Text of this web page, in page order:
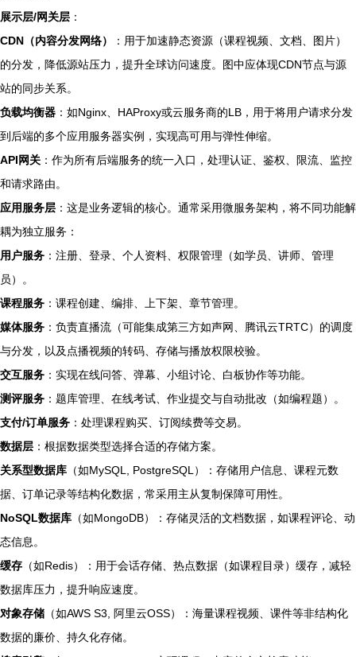
展示层/网关层 ：
CDN（内容分发网络）
：用于加速静态资源（课程视频、文档、图片）
的分发，降低源站压力，提升全球访问速度。图中应体现CDN节点与源
站的同步关系。
负载均衡器 ：如Nginx、HAProxy或云服务商的LB，用于将用户请求分发
到后端的多个应用服务器实例，实现高可用与弹性伸缩。
API网关 ：作为所有后端服务的统一入口，处理认证、鉴权、限流、监控
和请求路由。
应用服务层 ：这是业务逻辑的核心。通常采用微服务架构，将不同功能解
耦为独立服务：
用户服务 ：注册、登录、个人资料、权限管理（如学员、讲师、管理
员）。
课程服务 ：课程创建、编排、上下架、章节管理。
媒体服务 ：负责直播流（可能集成第三方如声网、腾讯云TRTC）的调度
与分发，以及点播视频的转码、存储与播放权限校验。
交互服务 ：实现在线问答、弹幕、小组讨论、白板协作等功能。
测评服务 ：题库管理、在线考试、作业提交与自动批改（如编程题）。
支付/订单服务 ：处理课程购买、订阅续费等交易。
数据层 ：根据数据类型选择合适的存储方案。
关系型数据库 （如MySQL, PostgreSQL）：存储用户信息、课程元数
据、订单记录等结构化数据，常采用主从复制保障可用性。
NoSQL数据库 （如MongoDB）：存储灵活的文档数据，如课程评论、动
态信息。
缓存 （如Redis）：用于会话存储、热点数据（如课程目录）缓存，减轻
数据库压力，提升响应速度。
对象存储 （如AWS S3, 阿里云OSS）：海量课程视频、课件等非结构化
数据的廉价、持久化存储。